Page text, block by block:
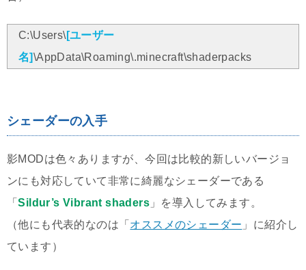
C:\Users\[ユーザー
名]\AppData\Roaming\.minecraft\shaderpacks
シェーダーの入手
影MODは色々ありますが、今回は比較的新しいバージョ
ンにも対応していて非常に綺麗なシェーダーである
「Sildur’s Vibrant shaders 」を導入してみます。
（他にも代表的なのは「 オススメのシェーダー 」に紹介し
ています）